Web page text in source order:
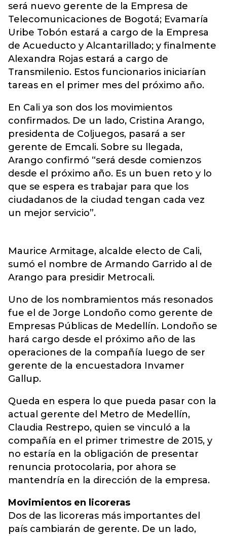
será nuevo gerente de la Empresa de
Telecomunicaciones de Bogotá; Evamaría
Uribe Tobón estará a cargo de la Empresa
de Acueducto y Alcantarillado; y finalmente
Alexandra Rojas estará a cargo de
Transmilenio. Estos funcionarios iniciarían
tareas en el primer mes del próximo año.
En Cali ya son dos los movimientos
confirmados. De un lado, Cristina Arango,
presidenta de Coljuegos, pasará a ser
gerente de Emcali. Sobre su llegada,
Arango confirmó “será desde comienzos
desde el próximo año. Es un buen reto y lo
que se espera es trabajar para que los
ciudadanos de la ciudad tengan cada vez
un mejor servicio”.
Maurice Armitage, alcalde electo de Cali,
sumó el nombre de Armando Garrido al de
Arango para presidir Metrocali.
Uno de los nombramientos más resonados
fue el de Jorge Londoño como gerente de
Empresas Públicas de Medellín. Londoño se
hará cargo desde el próximo año de las
operaciones de la compañía luego de ser
gerente de la encuestadora Invamer
Gallup.
Queda en espera lo que pueda pasar con la
actual gerente del Metro de Medellín,
Claudia Restrepo, quien se vinculó a la
compañía en el primer trimestre de 2015, y
no estaría en la obligación de presentar
renuncia protocolaria, por ahora se
mantendría en la dirección de la empresa.
Movimientos en licoreras
Dos de las licoreras más importantes del
país cambiarán de gerente. De un lado,